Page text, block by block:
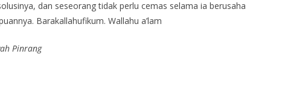
dan seseorang tidak perlu cemas selama ia berusaha
Barakallahufikum. Wallahu a’lam
Pinrang